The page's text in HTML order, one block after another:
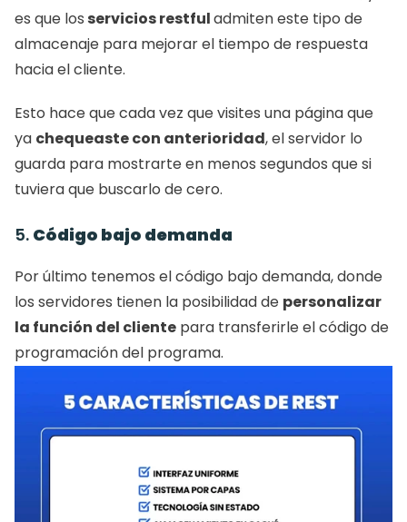
es que los servicios restful admiten este tipo de
almacenaje para mejorar el tiempo de respuesta
hacia el cliente.
Esto hace que cada vez que visites una página que
ya chequeaste con anterioridad, el servidor lo
guarda para mostrarte en menos segundos que si
tuviera que buscarlo de cero.
5. Código bajo demanda
Por último tenemos el código bajo demanda, donde
los servidores tienen la posibilidad de personalizar
la función del cliente para transferirle el código de
programación del programa.